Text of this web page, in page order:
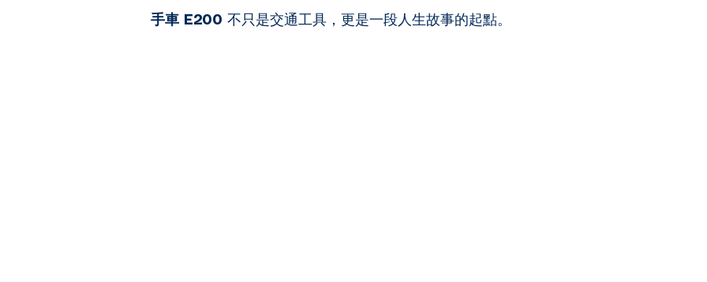
手車 E200 不只是交通工具，更是一段人生故事的起點。